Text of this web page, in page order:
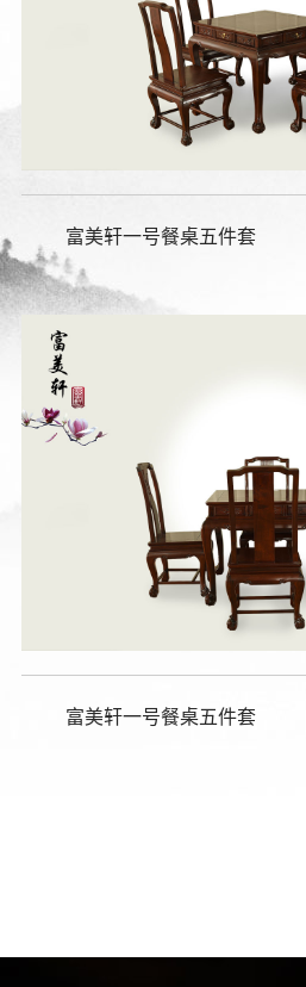
富美轩一号餐桌五件套
富美轩一号餐桌五件套